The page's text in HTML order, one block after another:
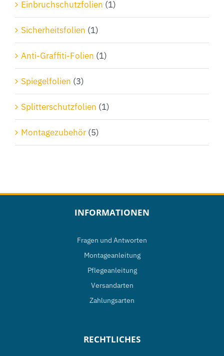
Einbruchschutzfolien (1)
Sicherheitsfolien (1)
Anti-Graffiti-Folien (1)
Spiegelfolien (3)
Splitterschutzfolien (1)
Montagezubehör (5)
INFORMATIONEN
Fragen und Antworten
Montageanleitung
Pflegeanleitung
Versandarten
Zahlungsarten
RECHTLICHES